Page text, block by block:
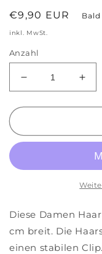
Normaler
Preis
€9,90 EUR
inkl. MwSt.
Anzahl
Verringere
die
Menge
Damen
die
Diese Damen
cm breit. Die
einen stabilen Clip.